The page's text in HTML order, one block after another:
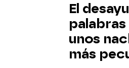
El
palabras
unos
más